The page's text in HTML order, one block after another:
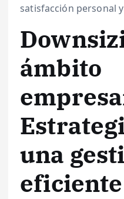
satisfacción personal
ámbito
una
eficiente